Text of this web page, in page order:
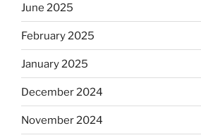
June 2025
February 2025
January 2025
December 2024
November 2024